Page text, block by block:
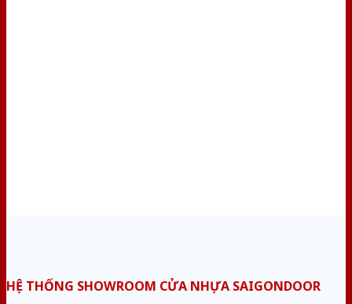
HỆ THỐNG SHOWROOM CỬA NHỰA SAIGONDOOR